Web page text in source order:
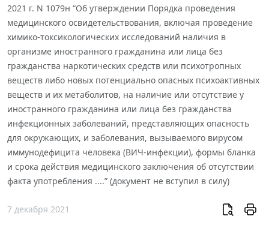
2021 г. N 1079н “Об утверждении Порядка проведения
медицинского освидетельствования, включая проведение
химико-токсикологических исследований наличия в
организме иностранного гражданина или лица без
гражданства наркотических средств или психотропных
веществ либо новых потенциально опасных психоактивных
веществ и их метаболитов, на наличие или отсутствие у
иностранного гражданина или лица без гражданства
инфекционных заболеваний, представляющих опасность
для окружающих, и заболевания, вызываемого вирусом
иммунодефицита человека (ВИЧ-инфекции), формы бланка
и срока действия медицинского заключения об отсутствии
факта употребления ....” (документ не вступил в силу)
7 декабря 2021